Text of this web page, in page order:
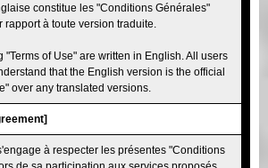
Osaka
constitue les "Conditions Générales"
rapport à toute version traduite.
"Terms of Use" are written in English. All users
that the English version is the official
over any translated versions.
à respecter les présentes "Conditions